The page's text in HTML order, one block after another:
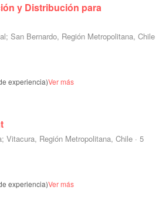
y Distribución para
San Bernardo, Región Metropolitana, Chile
experiencia)Ver más
Vitacura, Región Metropolitana, Chile · 5
experiencia)Ver más